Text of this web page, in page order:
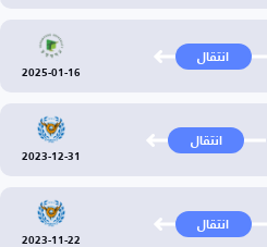
انتقال
2025-01-16
انتقال
2023-12-31
انتقال
2023-11-22